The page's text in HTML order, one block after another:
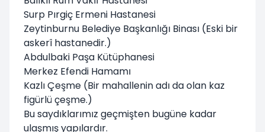
Surp Pırgiç Ermeni Hastanesi
Zeytinburnu Belediye Başkanlığı Binası (Eski bir
askerî hastanedir.)
Abdulbaki Paşa Kütüphanesi
Merkez Efendi Hamamı
Kazlı Çeşme (Bir mahallenin adı da olan kaz
figürlü çeşme.)
Bu saydıklarımız geçmişten bugüne kadar
ulaşmış yapılardır.